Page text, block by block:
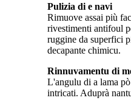
Pulizia di e navi
Rimuove assai più
rivestimenti antifoul
ruggine da superfici
decapante chimicu.
Rinnuvamentu di
L'angulu di a lama
intricati. Aduprà